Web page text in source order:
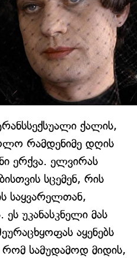
ქალის,
რამდენიმე დღის
ერქვა. ელვირას
სცემენ, რის
საყვარელთან,
უკანასკნელი მას
აყენებს
სამუდამოდ მიდის,